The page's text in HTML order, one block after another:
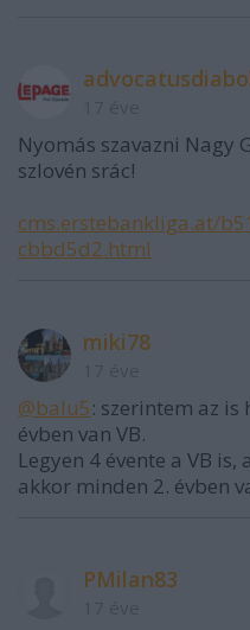
Nyomás szavazni Nagy
szlovén srác!
cms.erstebankliga.at/
cbbd5d2.html
miki78
@balu5: szerintem az
évben van VB.
Legyen 4 évente a VB
akkor minden 2. évben
PMilan83